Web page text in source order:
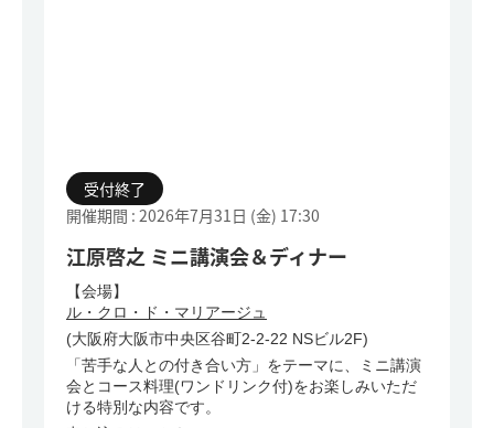
受付終了
開催期間 : 2026年7月31日 (金) 17:30
江原啓之 ミニ講演会＆ディナー
【会場】
ル・クロ・ド・マリアージュ
(大阪府大阪市中央区谷町2-2-22 NSビル2F)
「苦手な人との付き合い方」をテーマに、ミニ講演
会とコース料理(ワンドリンク付)をお楽しみいただ
ける特別な内容です。